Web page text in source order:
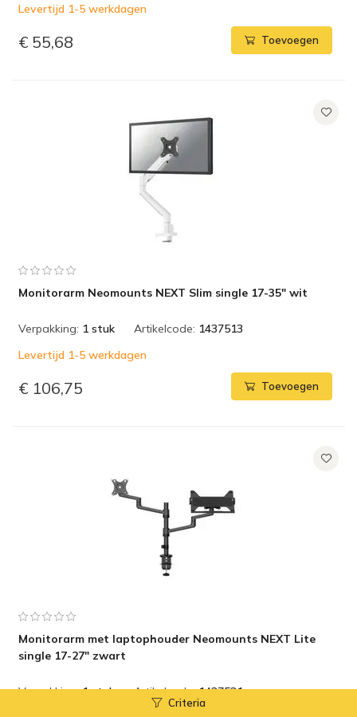
Levertijd 1-5 werkdagen
€ 55,68 Toevoegen
Monitorarm Neomounts NEXT Slim single 17-35" wit
Verpakking: 1 stuk Artikelcode: 1437513
Levertijd 1-5 werkdagen
€ 106,75 Toevoegen
Monitorarm met laptophouder Neomounts NEXT Lite
single 17-27" zwart
Verpakking: 1 stuk Artikelcode: 1437531
Criteria